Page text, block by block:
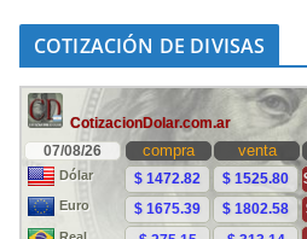
COTIZACIÓN DE DIVISAS